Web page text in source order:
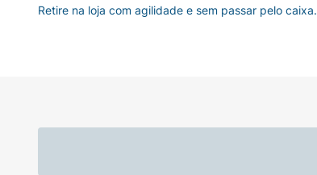
Retire na loja com agilidade e sem passar pelo caixa.